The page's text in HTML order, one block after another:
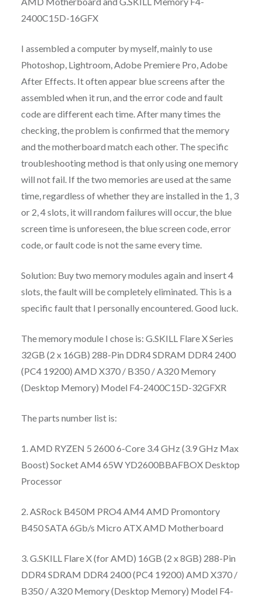
2400C15D-16GFX
I assembled a computer by myself, mainly to use
Photoshop, Lightroom, Adobe Premiere Pro, Adobe
After Effects. It often appear blue screens after the
assembled when it run, and the error code and fault
code are different each time. After many times the
checking, the problem is confirmed that the memory
and the motherboard match each other. The specific
troubleshooting method is that only using one memory
will not fail. If the two memories are used at the same
time, regardless of whether they are installed in the 1, 3
or 2, 4 slots, it will random failures will occur, the blue
screen time is unforeseen, the blue screen code, error
code, or fault code is not the same every time.
Solution: Buy two memory modules again and insert 4
slots, the fault will be completely eliminated. This is a
specific fault that I personally encountered. Good luck.
The memory module I chose is: G.SKILL Flare X Series
32GB (2 x 16GB) 288-Pin DDR4 SDRAM DDR4 2400
(PC4 19200) AMD X370 / B350 / A320 Memory
(Desktop Memory) Model F4-2400C15D-32GFXR
The parts number list is:
1. AMD RYZEN 5 2600 6-Core 3.4 GHz (3.9 GHz Max
Boost) Socket AM4 65W YD2600BBAFBOX Desktop
Processor
2. ASRock B450M PRO4 AM4 AMD Promontory
B450 SATA 6Gb/s Micro ATX AMD Motherboard
3. G.SKILL Flare X (for AMD) 16GB (2 x 8GB) 288-Pin
DDR4 SDRAM DDR4 2400 (PC4 19200) AMD X370 /
B350 / A320 Memory (Desktop Memory) Model F4-